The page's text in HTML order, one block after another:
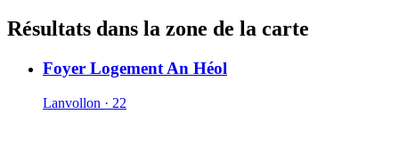
Résultats dans la zone de la carte
Foyer Logement An Héol
Lanvollon · 22